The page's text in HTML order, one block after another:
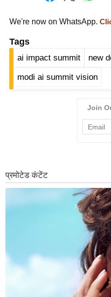
We're now on WhatsApp.
Tags
ai impact summit new
modi ai summit vision